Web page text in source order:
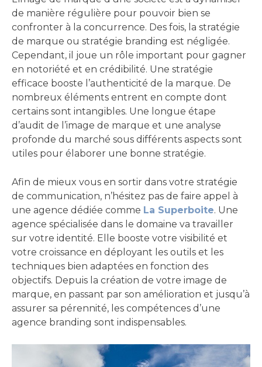
de manière régulière pour pouvoir bien se
confronter à la concurrence. Des fois, la stratégie
de marque ou stratégie branding est négligée.
Cependant, il joue un rôle important pour gagner
en notoriété et en crédibilité. Une stratégie
efficace booste l’authenticité de la marque. De
nombreux éléments entrent en compte dont
certains sont intangibles. Une longue étape
d’audit de l’image de marque et une analyse
profonde du marché sous différents aspects sont
utiles pour élaborer une bonne stratégie.
Afin de mieux vous en sortir dans votre stratégie
de communication, n’hésitez pas de faire appel à
une agence dédiée comme La Superboite. Une
agence spécialisée dans le domaine va travailler
sur votre identité. Elle booste votre visibilité et
votre croissance en déployant les outils et les
techniques bien adaptées en fonction des
objectifs. Depuis la création de votre image de
marque, en passant par son amélioration et jusqu’à
assurer sa pérennité, les compétences d’une
agence branding sont indispensables.